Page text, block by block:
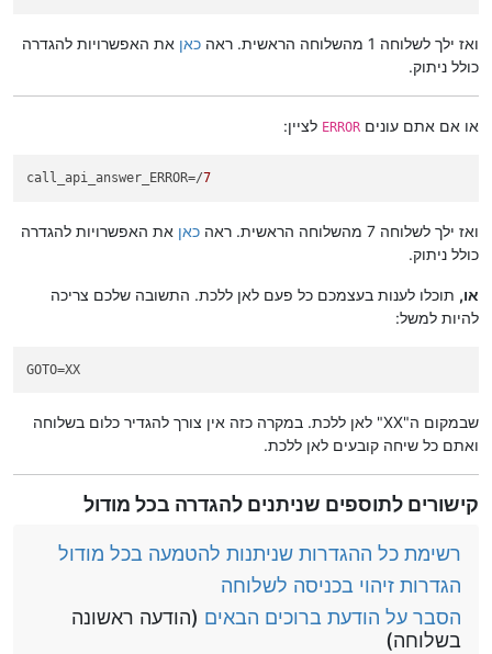
ואז ילך לשלוחה 1 מהשלוחה הראשית. ראה כאן את האפשרויות להגדרה
כולל ניתוק.
או אם אתם עונים ERROR לציין:
call_api_answer_ERROR=/7
ואז ילך לשלוחה 7 מהשלוחה הראשית. ראה כאן את האפשרויות להגדרה
כולל ניתוק.
או, תוכלו לענות בעצמכם כל פעם לאן ללכת. התשובה שלכם צריכה
להיות למשל:
GOTO=XX
שבמקום ה"XX" לאן ללכת. במקרה כזה אין צורך להגדיר כלום בשלוחה
ואתם כל שיחה קובעים לאן ללכת.
קישורים לתוספים שניתנים להגדרה בכל מודול
רשימת כל ההגדרות שניתנות להטמעה בכל מודול
הגדרות זיהוי בכניסה לשלוחה
הסבר על הודעת ברוכים הבאים (הודעה ראשונה
בשלוחה)